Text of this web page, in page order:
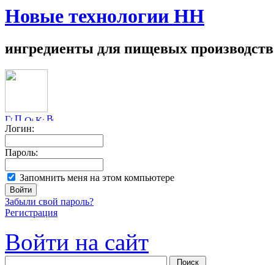
Новые технологии НН
ингредиенты для пищевых производств
Логин:
Пароль:
Запомнить меня на этом компьютере
Забыли свой пароль?
Регистрация
Войти на сайт